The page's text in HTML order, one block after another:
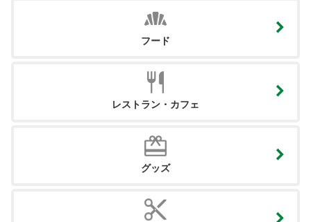
フード
レストラン・カフェ
グッズ